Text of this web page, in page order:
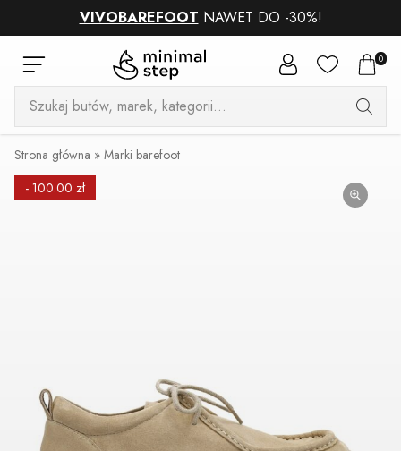
VIVOBAREFOOT NAWET DO -30%!
0
Wyszukiwarka
produktów
Strona główna » Marki barefoot
- 100.00 zł